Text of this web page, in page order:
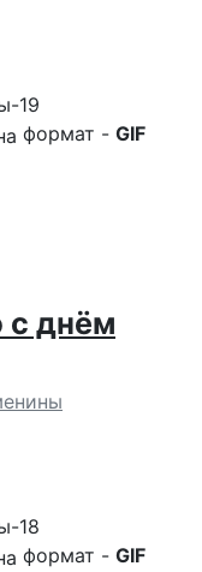
19
формат - GIF
с днём
18
формат - GIF